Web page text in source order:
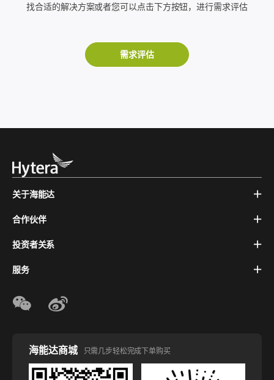
找合适的解决方案或者您可以点击下方按钮，进行需求评估
需求评估
关于海能达
合作伙伴
投资者关系
服务
海能达商城 只需几步轻松完成下单购买